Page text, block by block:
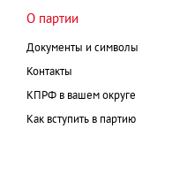
О партии
Документы и символы
Контакты
КПРФ в вашем округе
Как вступить в партию